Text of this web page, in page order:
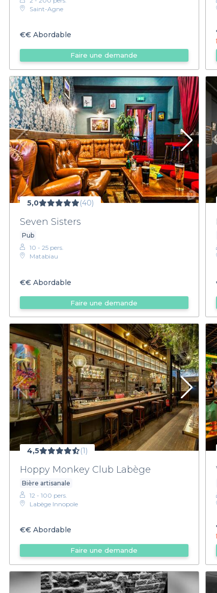
Saint-Agne
€€ Abordable
Faire une demande
5,0 (40)
Seven Sisters
Pub
10 - 25 pers.
Matabiau
€€ Abordable
Faire une demande
4,5 (1)
Hoppy Monkey Club Labège
Bière artisanale
12 - 100 pers.
Labège Innopole
€€ Abordable
Faire une demande